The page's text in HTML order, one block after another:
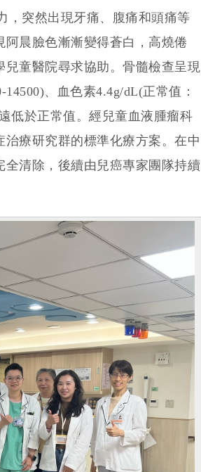
，突然出現牙痛、腹痛和頭痛等
晨臉色漸漸變得蒼白，高燒倦
童醫院尋求協助。骨髓檢查呈現
、血色素4.4g/dL(正常值：
低於正常值。經兒童血液腫瘤科
療研究群的標準化療方案。在中
清除，後續由兒癌專家團隊持續